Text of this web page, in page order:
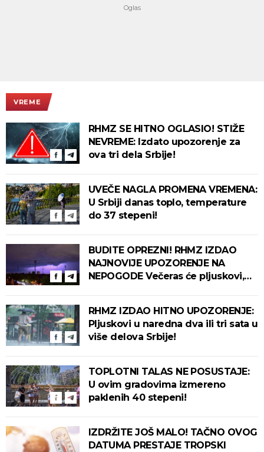
VREME
RHMZ SE HITNO OGLASIO! STIŽE
NEVREME: Izdato upozorenje za
ova tri dela Srbije!
UVEČE NAGLA PROMENA VREMENA:
U Srbiji danas toplo, temperature
do 37 stepeni!
BUDITE OPREZNI! RHMZ IZDAO
NAJNOVIJE UPOZORENJE NA
NEPOGODE Večeras će pljuskovi,
RHMZ IZDAO HITNO UPOZORENJE:
Pljuskovi u naredna dva ili tri sata u
više delova Srbije!
TOPLOTNI TALAS NE POSUSTAJE:
U ovim gradovima izmereno
paklenih 40 stepeni!
IZDRŽITE JOŠ MALO! TAČNO OVOG
DATUMA PRESTAJE TROPSKI